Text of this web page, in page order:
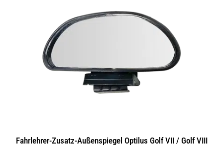
Fahrlehrer-Zusatz-Außen­spiegel Optilus Golf VII / Golf VIII